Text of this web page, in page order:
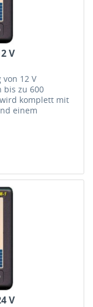
V
12 V
bis zu 600
komplett mit
einem
V